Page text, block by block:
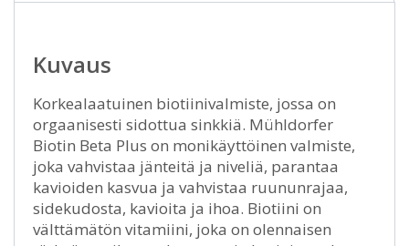
Kuvaus
Korkealaatuinen biotiinivalmiste, jossa on
orgaanisesti sidottua sinkkiä. Mühldorfer
Biotin Beta Plus on monikäyttöinen valmiste,
joka vahvistaa jänteitä ja niveliä, parantaa
kavioiden kasvua ja vahvistaa ruununrajaa,
sidekudosta, kavioita ja ihoa. Biotiini on
välttämätön vitamiini, joka on olennaisen